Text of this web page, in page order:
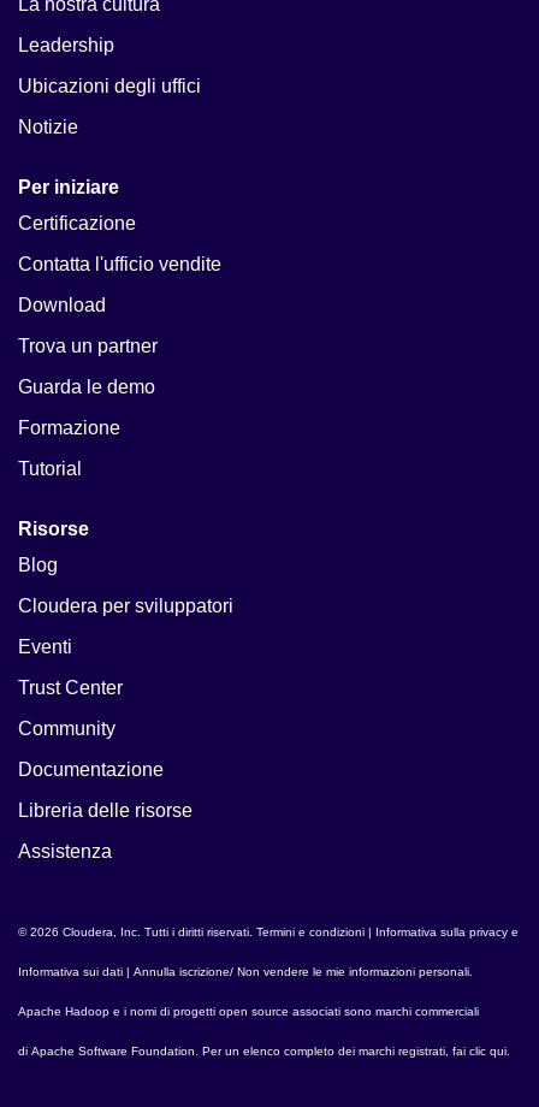
La nostra cultura
Leadership
Ubicazioni degli uffici
Notizie
Per iniziare
Certificazione
Contatta l'ufficio vendite
Download
Trova un partner
Guarda le demo
Formazione
Tutorial
Risorse
Blog
Cloudera per sviluppatori
Eventi
Trust Center
Community
Documentazione
Libreria delle risorse
Assistenza
© 2026 Cloudera, Inc. Tutti i diritti riservati. Termini e condizioni | Informativa sulla privacy e
Informativa sui dati | Annulla iscrizione/ Non vendere le mie informazioni personali
Apache Hadoop e i nomi di progetti open source associati sono marchi commerciali
di Apache Software Foundation . Per un elenco completo dei marchi registrati, fai clic qui